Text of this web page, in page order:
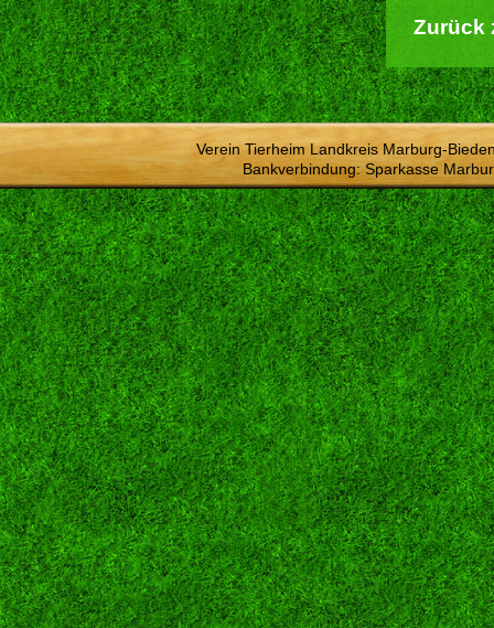
Zurück
Verein Tierheim Landkreis Marburg-
Bankverbindung: Sparkasse